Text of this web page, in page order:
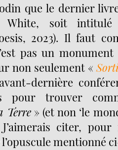
que le dernier
White, soit
2023). Il faut
pas un
non seulement «
dernière
pour trouver
Terre» (et non ‘le
citer,
mentionné